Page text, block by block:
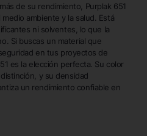
de su rendimiento, Purplak 651
ambiente y la salud. Está
ni solventes, lo que la
Si buscas un material que
en tus proyectos de
es la elección perfecta. Su color
y su densidad
un rendimiento confiable en